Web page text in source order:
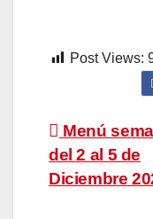
Post Views:
de
Menú
del 2 al 5 de
Diciembre